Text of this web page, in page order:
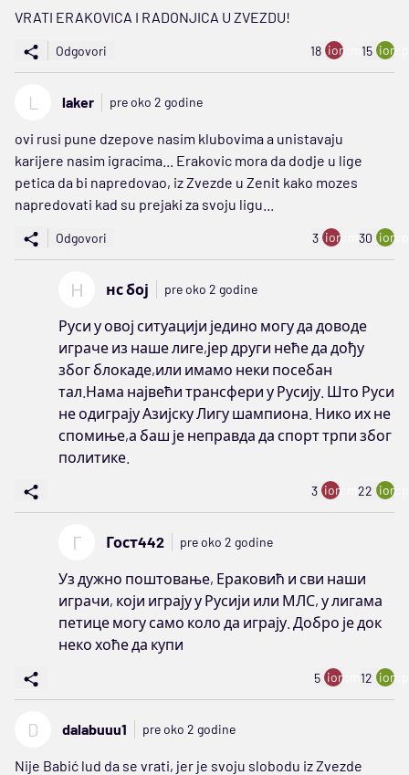
VRATI ERAKOVICA I RADONJICA U ZVEZDU!
Odgovori 18 ion:minus
15
L laker pre oko 2 godine
ovi rusi pune dzepove nasim klubovima a unistavaju
karijere nasim igracima... Erakovic mora da dodje u lige
petica da bi napredovao, iz Zvezde u Zenit kako mozes
napredovati kad su prejaki za svoju ligu...
Odgovori 3 ion:minus
30
Н нс бој pre oko 2 godine
Руси у овој ситуацији једино могу да доводе
играче из наше лиге,јер други неће да дођу
због блокаде,или имамо неки посебан
тал.Нама највећи трансфери у Русију. Што Руси
не одиграју Азијску Лигу шампиона. Нико их не
спомиње,а баш је неправда да спорт трпи због
политике.
3 ion:minus
22
Г Гост442 pre oko 2 godine
Уз дужно поштовање, Ераковић и сви наши
играчи, који играју у Русији или МЛС, у лигама
петице могу само коло да играју. Добро је док
неко хоће да купи
5 ion:minus
12
D dalabuuu1 pre oko 2 godine
Nije Babić lud da se vrati, jer je svoju slobodu iz Zvezde